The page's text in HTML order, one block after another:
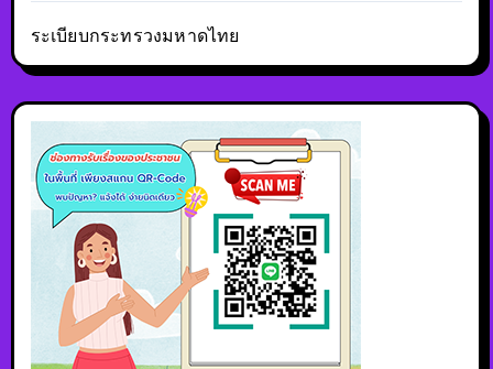
ระเบียบกระทรวงมหาดไทย